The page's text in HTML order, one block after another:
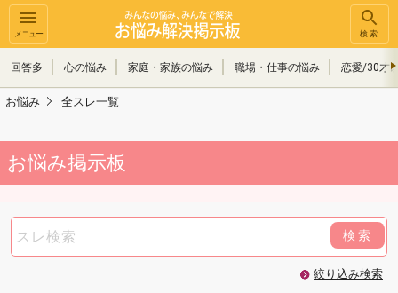
メニュー 検索
回答多 心の悩み 家庭・家族の悩み 職場・仕事の悩み 恋愛/30才
お悩み 全スレ一覧
お悩み掲示板
検索
絞り込み検索